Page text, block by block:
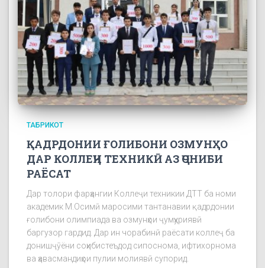
ТАБРИКОТ
ҚАДРДОНИИ ҒОЛИБОНИ ОЗМУНҲО
ДАР КОЛЛЕҶИ ТЕХНИКӢ АЗ ҶОНИБИ
РАЁСАТ
Дар толори фарҳангии Коллеҷи техникии ДТТ ба номи
академик М.Осимӣ маросими тантанавии қадрдонии
ғолибони олимпиада ва озмунҳои ҷумҳуриявӣ
баргузор гардид. Дар ин чорабинӣ раёсати коллеҷ ба
донишҷӯёни соҳибистеъдод сипоснома, ифтихорнома
ва ҳавасмандиҳои пулии молиявӣ супорид.